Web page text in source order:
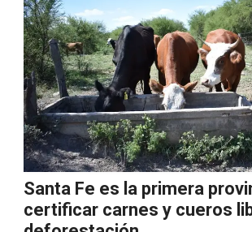
Santa Fe es la primera
certificar carnes y cueros